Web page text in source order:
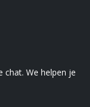
chat. We helpen je